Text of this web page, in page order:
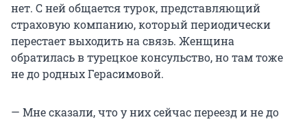
нет. С ней общается турок, представляющий
страховую компанию, который периодически
перестает выходить на связь. Женщина
обратилась в турецкое консульство, но там тоже
не до родных Герасимовой.
— Мне сказали, что у них сейчас переезд и не до